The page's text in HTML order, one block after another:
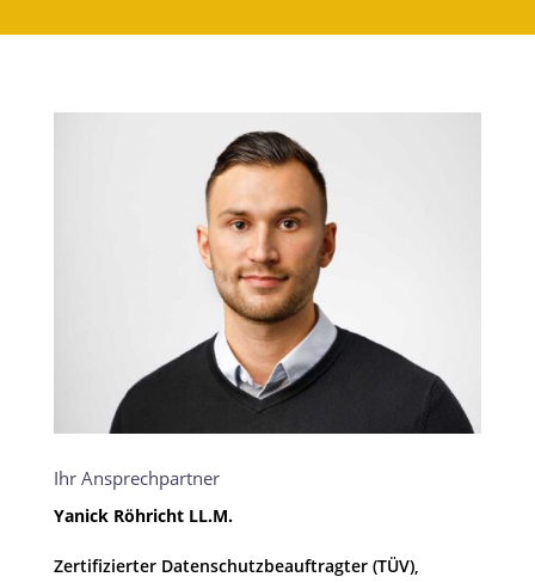
Ihr Ansprechpartner
Yanick Röhricht LL.M.
Zertifizierter Datenschutzbeauftragter (TÜV),